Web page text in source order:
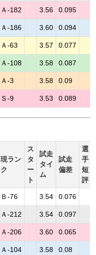
Ａ-182 3.56 0.095
Ａ-186 3.60 0.094
Ａ-63 3.57 0.077
Ａ-108 3.58 0.087
Ａ-3 3.58 0.09
Ｓ-9 3.53 0.089
現ラン
ク
ス
タ
ー
ト
試走
タイ
ム
試走
偏差
選
手
短
評
Ｂ-76 3.54 0.076
Ａ-212 3.54 0.097
Ａ-206 3.60 0.065
Ａ-104 3.58 0.08